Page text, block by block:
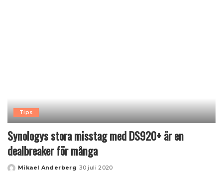
Tips
Synologys stora misstag med DS920+ är en
dealbreaker för många
Posted
Mikael Anderberg 30 juli 2020